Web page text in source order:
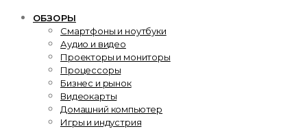
ОБЗОРЫ
Смартфоны и ноутбуки
Аудио и видео
Проекторы и мониторы
Процессоры
Бизнес и рынок
Видеокарты
Домашний компьютер
Игры и индустрия